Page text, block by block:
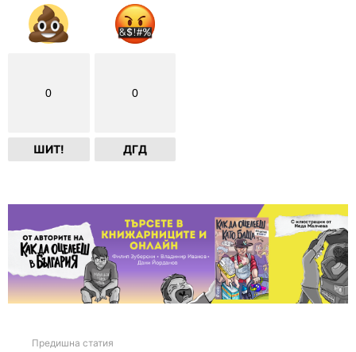
0
ШИТ!
0
ДГД
Предишна статия